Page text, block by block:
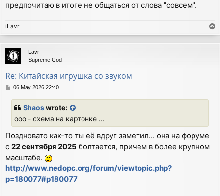
предпочитаю в итоге не общаться от слова "совсем".
iLavr
o
p
Lavr
Supreme God
Re: Китайская игрушка со звуком
P06 May 2026 22:40
Shaoswrote:
ооо - схема на картонке ...
Поздновато как-то ты её вдруг заметил... она на форуме
с 22 сентября 2025 болтается, причем в более крупном
масштабе.
http://www.nedopc.org/forum/viewtopic.php?
p=180077#p180077